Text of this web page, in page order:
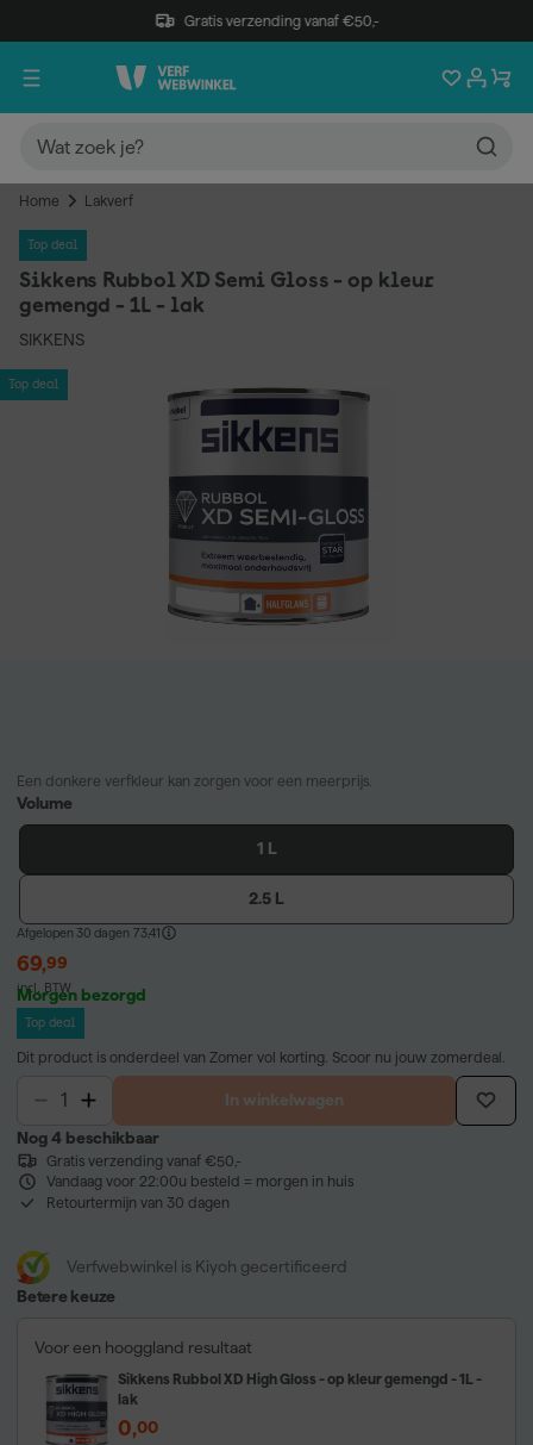
Gratis verzending vanaf €50,-
Home Lakverf
Top deal
Sikkens Rubbol XD Semi Gloss - op kleur
gemengd - 1L - lak
SIKKENS
Top deal
Een donkere verfkleur kan zorgen voor een meerprijs.
Volume
1 L
2.5 L
Afgelopen 30 dagen 73,41
69,99
incl. BTW
Morgen bezorgd
Top deal
Dit product is onderdeel van Zomer vol korting. Scoor nu jouw zomerdeal.
In winkelwagen
Nog 4 beschikbaar
Gratis verzending vanaf €50,-
Vandaag voor 22:00u besteld = morgen in huis
Retourtermijn van 30 dagen
Verfwebwinkel is Kiyoh gecertificeerd
Betere keuze
Voor een hooggland resultaat
Sikkens Rubbol XD High Gloss - op kleur gemengd - 1L -
lak
0,00